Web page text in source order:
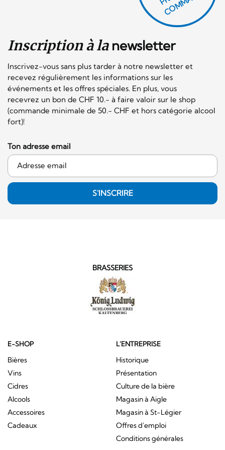
Inscription à lanewsletter
Inscrivez-vous sans plus tarder à notre newsletter et
recevez régulièrement les informations sur les
événements et les offres spéciales. En plus, vous
recevrez un bon de CHF 10.- à faire valoir sur le shop
(commande minimale de 50.- CHF et hors catégorie alcool
fort)!
Ton adresse email
S'INSCRIRE
BRASSERIES
E-SHOP
Bières
Vins
Cidres
Alcools
Accessoires
Cadeaux
L'ENTREPRISE
Historique
Présentation
Culture de la bière
Magasin à Aigle
Magasin à St-Légier
Offres d'emploi
Conditions générales